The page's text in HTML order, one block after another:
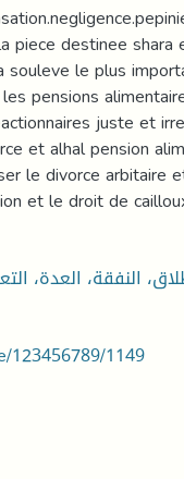
piece destinee
souleve le plus
pensions
juste et
et alhal pension
le divorce arbitaire
et le droit de
123456789/1149